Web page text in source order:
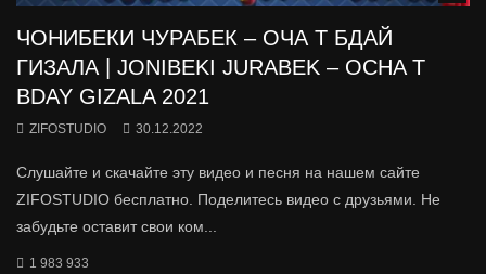
ЧОНИБЕКИ ЧУРАБЕК – ОЧА Т БДАЙ
ГИЗАЛА | JONIBEKI JURABEK – OCHA T
BDAY GIZALA 2021
ZIFOSTUDIO 30.12.2022
Слушайте и скачайте эту видео и песня на нашем сайте
ZIFOSTUDIO бесплатно. Поделитесь видео с друзьями. Не
забудьте оставит свои ком...
1 983 933